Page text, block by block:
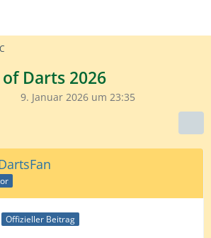
Darts 2026
9. Januar 2026 um 23:35
Offizieller Beitrag